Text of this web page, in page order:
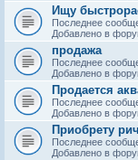
Ищу
Последнее
Добавлено в
продажа
Последнее
Добавлено в
Продается
Последнее
Добавлено в
Приобрету
Последнее
Добавлено в